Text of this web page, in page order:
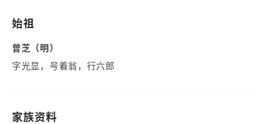
始祖
曾芝（明）
字光显，号着翁，行六郎
家族资料